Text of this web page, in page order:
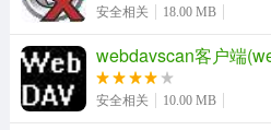
安全相关 18.00 MB
webdavscan客户端
安全相关 10.00 MB